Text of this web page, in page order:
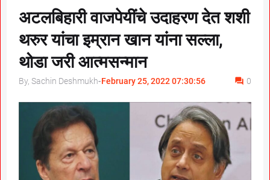
अटलबिहारी वाजपेयींचे उदाहरण देत शशी
थरुर यांचा इम्रान खान यांना सल्ला,
थोडा जरी आत्मसन्मान
By, Sachin Deshmukh-February 25, 2022 07:30:56 0